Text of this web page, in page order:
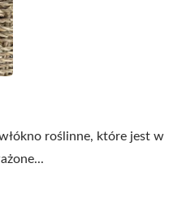
roślinne, które jest w